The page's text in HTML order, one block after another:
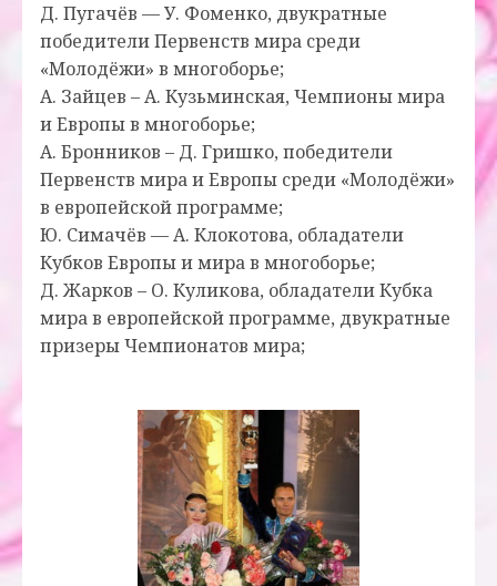
Д. Пугачёв — У. Фоменко, двукратные
победители Первенств мира среди
«Молодёжи» в многоборье;
А. Зайцев – А. Кузьминская, Чемпионы мира
и Европы в многоборье;
А. Бронников – Д. Гришко, победители
Первенств мира и Европы среди «Молодёжи»
в европейской программе;
Ю. Симачёв — А. Клокотова, обладатели
Кубков Европы и мира в многоборье;
Д. Жарков – О. Куликова, обладатели Кубка
мира в европейской программе, двукратные
призеры Чемпионатов мира;